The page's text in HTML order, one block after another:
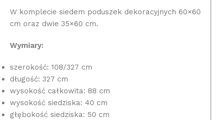
W komplecie siedem poduszek dekoracyjnych 60×60
cm oraz dwie 35×60 cm.
Wymiary:
szerokość: 108/327 cm
długość: 327 cm
wysokość całkowita: 88 cm
wysokość siedziska: 40 cm
głębokość siedziska: 50 cm